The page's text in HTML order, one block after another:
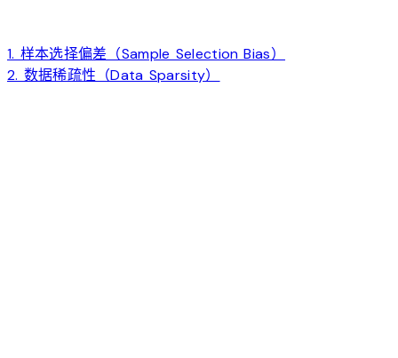
1. 样本选择偏差（Sample Selection Bias）
2. 数据稀疏性（Data Sparsity）